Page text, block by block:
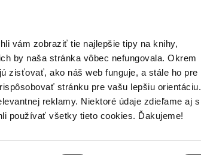
vám zobraziť tie najlepšie tipy na knihy,
by naša stránka vôbec nefungovala. Okrem
zisťovať, ako náš web funguje, a stále ho pre
stránku pre vašu lepšiu orientáciu.
reklamy. Niektoré údaje zdieľame aj s
používať všetky tieto cookies. Ďakujeme!